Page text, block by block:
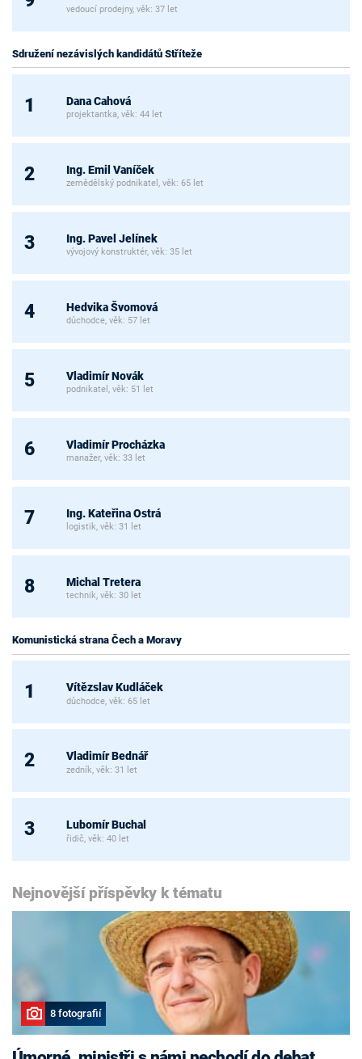
vedoucí prodejny, věk: 37 let
Sdružení nezávislých kandidátů Stříteže
1 Dana Cahová
projektantka, věk: 44 let
2 Ing. Emil Vaníček
zemědělský podnikatel, věk: 65 let
3 Ing. Pavel Jelínek
vývojový konstruktér, věk: 35 let
4 Hedvika Švomová
důchodce, věk: 57 let
5 Vladimír Novák
podnikatel, věk: 51 let
6 Vladimír Procházka
manažer, věk: 33 let
7 Ing. Kateřina Ostrá
logistik, věk: 31 let
8 Michal Tretera
technik, věk: 30 let
Komunistická strana Čech a Moravy
1 Vítězslav Kudláček
důchodce, věk: 65 let
2 Vladimír Bednář
zedník, věk: 31 let
3 Lubomír Buchal
řidič, věk: 40 let
Nejnovější příspěvky k tématu
8 fotografií